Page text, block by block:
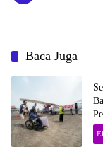
Baca Juga